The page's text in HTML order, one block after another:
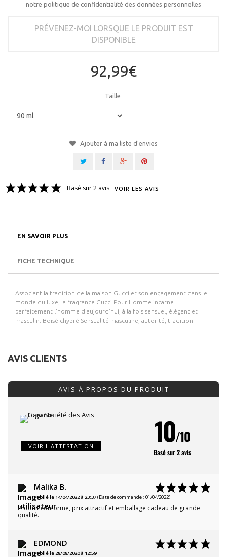
notre politique de confidentialité des données personnelles
PRÉVENEZ-MOI LORSQUE LE PRODUIT EST
DISPONIBLE
92,99€
Taille
Ajouter à ma liste d'envies
Basé sur 2 avis VOIR LES AVIS
EN SAVOIR PLUS
FICHE TECHNIQUE
Associant la tradition de la maison Gucci et son engagement dans le
monde du luxe, la fragrance Gucci Pour Homme incarne
parfaitement l'homme d'aujourd'hui, à la fois sensuel, élégant et
masculin. Boisé chypré Sensualité masculine, autorité, tradition
AVIS CLIENTS
AVIS À PROPOS DU PRODUIT
VOIR L'ATTESTATION 10/10
Basé sur 2 avis
Malika B.
Publié le 14/04/2022 à 23:37(Date de commande : 01/04/2022)
Produit conforme, prix attractif et emballage cadeau de grande
qualité.
EDMOND
Publié le 28/08/2020 à 12:59